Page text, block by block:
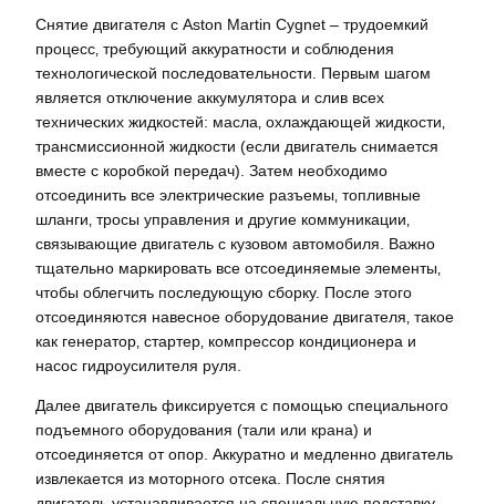
Снятие двигателя с Aston Martin Cygnet – трудоемкий
процесс‚ требующий аккуратности и соблюдения
технологической последовательности. Первым шагом
является отключение аккумулятора и слив всех
технических жидкостей: масла‚ охлаждающей жидкости‚
трансмиссионной жидкости (если двигатель снимается
вместе с коробкой передач). Затем необходимо
отсоединить все электрические разъемы‚ топливные
шланги‚ тросы управления и другие коммуникации‚
связывающие двигатель с кузовом автомобиля. Важно
тщательно маркировать все отсоединяемые элементы‚
чтобы облегчить последующую сборку. После этого
отсоединяются навесное оборудование двигателя‚ такое
как генератор‚ стартер‚ компрессор кондиционера и
насос гидроусилителя руля.
Далее двигатель фиксируется с помощью специального
подъемного оборудования (тали или крана) и
отсоединяется от опор. Аккуратно и медленно двигатель
извлекается из моторного отсека. После снятия